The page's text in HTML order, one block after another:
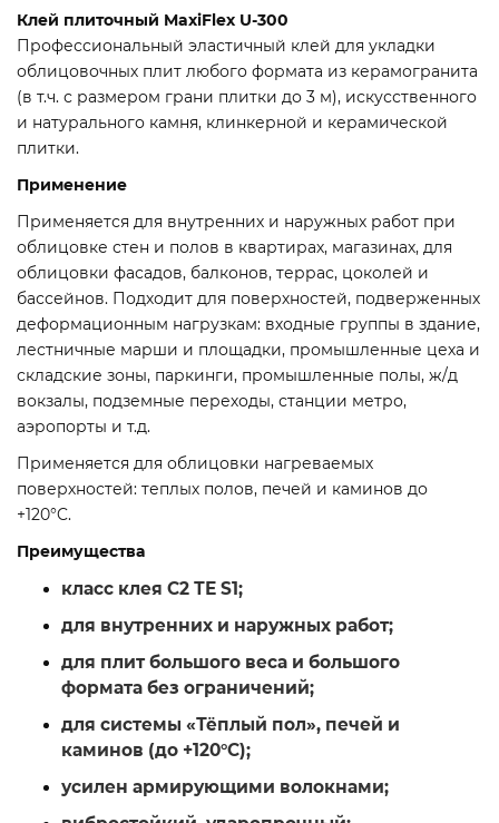
Клей плиточный MaxiFlex U-300
Профессиональный эластичный клей для укладки
облицовочных плит любого формата из керамогранита
(в т.ч. с размером грани плитки до 3 м), искусственного
и натурального камня, клинкерной и керамической
плитки.
Применение
Применяется для внутренних и наружных работ при
облицовке стен и полов в квартирах, магазинах, для
облицовки фасадов, балконов, террас, цоколей и
бассейнов. Подходит для поверхностей, подверженных
деформационным нагрузкам: входные группы в здание,
лестничные марши и площадки, промышленные цеха и
складские зоны, паркинги, промышленные полы, ж/д
вокзалы, подземные переходы, станции метро,
аэропорты и т.д.
Применяется для облицовки нагреваемых
поверхностей: теплых полов, печей и каминов до
+120°C.
Преимущества
класс клея С2 ТЕ S1;
для внутренних и наружных работ;
для плит большого веса и большого
формата без ограничений;
для системы «Тёплый пол», печей и
каминов (до +120°С);
усилен армирующими волокнами;